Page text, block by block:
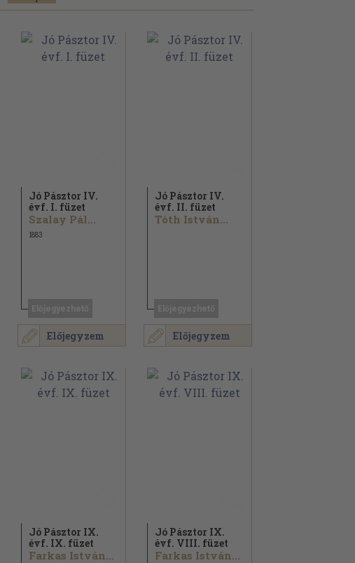
Előjegyzem
Jó Pásztor IV.
évf. I. füzet
Szalay Pál...
1883
Előjegyzem
Jó Pásztor IV.
évf. II. füzet
Tóth István...
Jó Pásztor IX.
évf. IX. füzet
Farkas István...
Jó Pásztor IX.
évf. VIII. füzet
Farkas István...